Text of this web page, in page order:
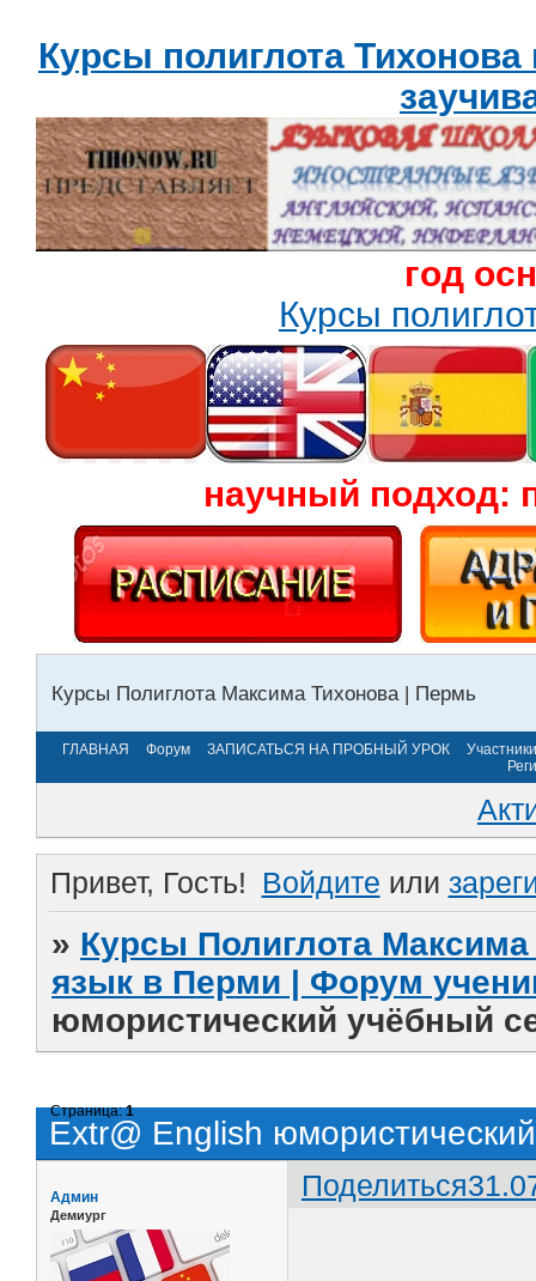
Курсы полиглота
год
Курсы
научный подход:
Курсы Полиглота Максима Тихонова | Пермь
ГЛАВНАЯ Форум ЗАПИСАТЬСЯ НА ПРОБНЫЙ УРОК
Участники
Привет, Гость! Войдите или
» Курсы Полиглота
язык в Перми | Форум
юмористический учёбный
Extr@ English
Страница:1
Поделиться
Админ
Демиург